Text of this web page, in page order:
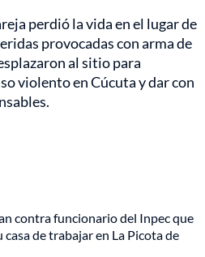
perdió la vida en el lugar de
provocadas con arma de
al sitio para
violento en Cúcuta y dar con
contra funcionario del Inpec que
casa de trabajar en La Picota de